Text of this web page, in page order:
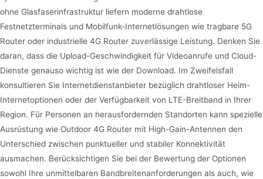
ohne Glasfaserinfrastruktur liefern moderne drahtlose
Festnetzterminals und Mobilfunk-Internetlösungen wie tragbare 5G
Router oder industrielle 4G Router zuverlässige Leistung. Denken Sie
daran, dass die Upload-Geschwindigkeit für Videoanrufe und Cloud-
Dienste genauso wichtig ist wie der Download. Im Zweifelsfall
konsultieren Sie Internetdienstanbieter bezüglich drahtloser Heim-
Internetoptionen oder der Verfügbarkeit von LTE-Breitband in Ihrer
Region. Für Personen an herausfordernden Standorten kann spezielle
Ausrüstung wie Outdoor 4G Router mit High-Gain-Antennen den
Unterschied zwischen punktueller und stabiler Konnektivität
ausmachen. Berücksichtigen Sie bei der Bewertung der Optionen
sowohl Ihre unmittelbaren Bandbreitenanforderungen als auch, wie